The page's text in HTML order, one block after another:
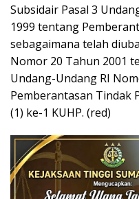
Subsidair Pasal 3
1999 tentang
sebagaimana telah
Nomor 20 Tahun 2001
Undang-Undang RI
Pemberantasan Tindak
(1) ke-1 KUHP. (red)